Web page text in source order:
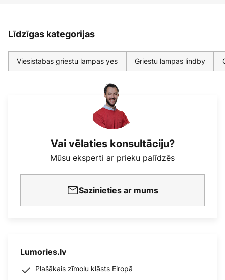
Līdzīgas kategorijas
Viesistabas griestu lampas yes Griestu lampas lindby
Vai vēlaties konsultāciju?
Mūsu eksperti ar prieku palīdzēs
Sazinieties ar mums
Lumories.lv
Plašākais zīmolu klāsts Eiropā